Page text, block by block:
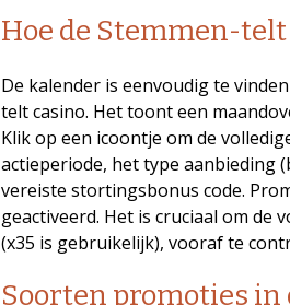
Hoe de Stemmen-
De kalender is eenvoudig te
telt casino. Het toont een
Klik op een icoontje om de
actieperiode, het type aanbieding
vereiste stortingsbonus code.
geactiveerd. Het is cruciaal om de
(x35 is gebruikelijk), vooraf te
Soorten promoties